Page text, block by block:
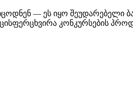
— ეს იყო შეუდარებელი
კონკურსების